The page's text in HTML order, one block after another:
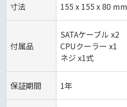
寸法 155 x 155 x 80
付属品
SATAケーブル x2
CPUクーラー x1
ネジ x1式
保証期間 1年